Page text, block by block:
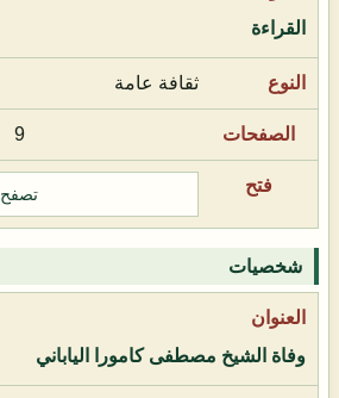
القراءة
ثقافة عامة
9
تصفح
شخصيات
وفاة الشيخ مصطفى كامورا الياباني